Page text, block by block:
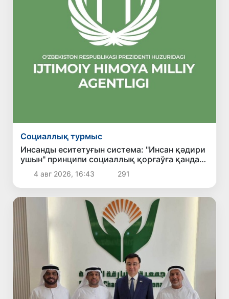
Социаллық турмыс
Инсанды еситетуғын система: "Инсан қәдири
ушын" принципи социаллық қорғаўға қандай
мазмун алып кирди?
4 авг 2026, 16:43 291